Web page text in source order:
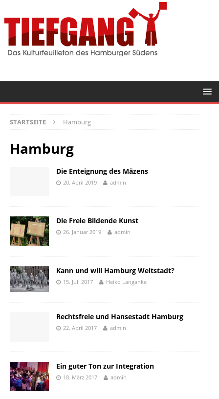
STARTSEITE Hamburg
Hamburg
Die Enteignung des Mäzens
20. April 2019 admin
Die Freie Bildende Kunst
26. Januar 2019 admin
Kann und will Hamburg Weltstadt?
15. Juli 2017 Heiko Langanke
Rechtsfreie und Hansestadt Hamburg
22. April 2017 admin
Ein guter Ton zur Integration
18. März 2017 admin